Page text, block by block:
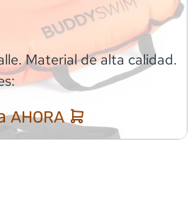
Material de alta calidad.
AHORA